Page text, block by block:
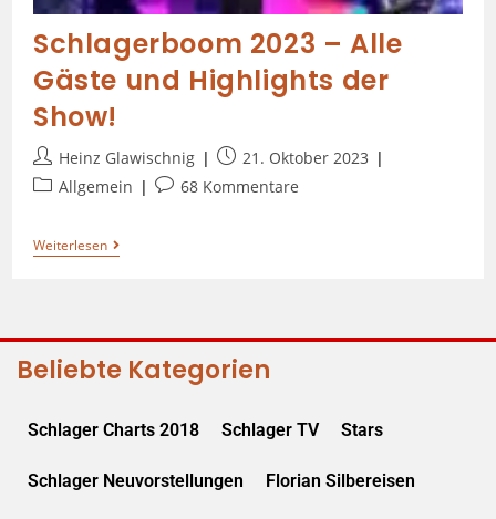
Schlagerboom 2023 – Alle
Gäste und Highlights der
Show!
Heinz Glawischnig
21. Oktober 2023
Allgemein
68 Kommentare
Weiterlesen
Beliebte Kategorien
Schlager Charts 2018 Schlager TV Stars
Schlager Neuvorstellungen Florian Silbereisen